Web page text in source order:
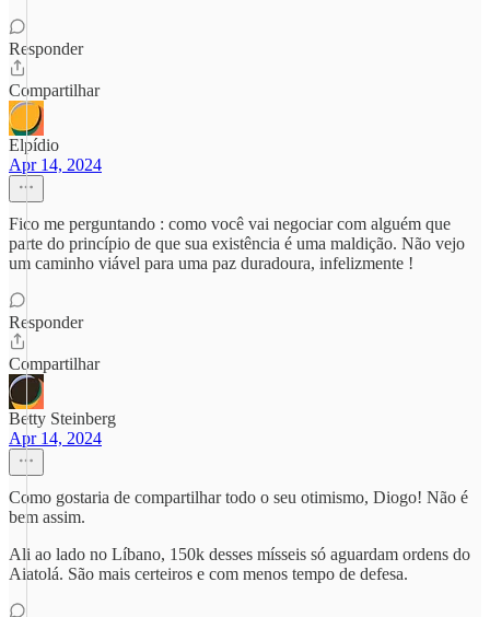
Responder
Compartilhar
Elpídio
Apr 14, 2024
Fico me perguntando : como você vai negociar com alguém que
parte do princípio de que sua existência é uma maldição. Não vejo
um caminho viável para uma paz duradoura, infelizmente !
Responder
Compartilhar
Betty Steinberg
Apr 14, 2024
Como gostaria de compartilhar todo o seu otimismo, Diogo! Não é
bem assim.
Ali ao lado no Líbano, 150k desses mísseis só aguardam ordens do
Aiatolá. São mais certeiros e com menos tempo de defesa.